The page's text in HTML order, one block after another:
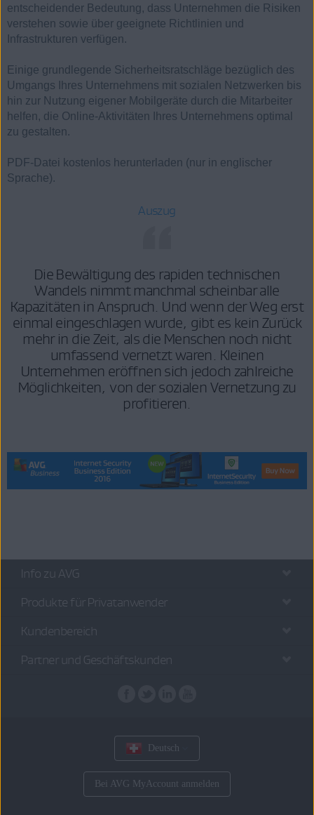
entscheidender Bedeutung, dass Unternehmen die Risiken
verstehen sowie über geeignete Richtlinien und
Infrastrukturen verfügen.
Einige grundlegende Sicherheitsratschläge bezüglich des
Umgangs Ihres Unternehmens mit sozialen Netzwerken bis
hin zur Nutzung eigener Mobilgeräte durch die Mitarbeiter
helfen, die Online-Aktivitäten Ihres Unternehmens optimal
zu gestalten.
PDF-Datei kostenlos herunterladen (nur in englischer
Sprache).
Auszug
Die Bewältigung des rapiden technischen
Wandels nimmt manchmal scheinbar alle
Kapazitäten in Anspruch. Und wenn der Weg erst
einmal eingeschlagen wurde, gibt es kein Zurück
mehr in die Zeit, als die Menschen noch nicht
umfassend vernetzt waren. Kleinen
Unternehmen eröffnen sich jedoch zahlreiche
Möglichkeiten, von der sozialen Vernetzung zu
profitieren.
Info zu AVG
Produkte für Privatanwender
Kundenbereich
Partner und Geschäftskunden
Deutsch
Bei AVG MyAccount anmelden